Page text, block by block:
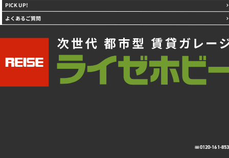
0120-161-853
PICK UP!
よくあるご質問